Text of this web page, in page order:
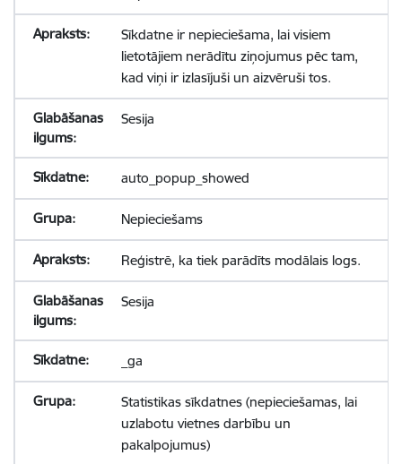
Sīkdatne ir nepieciešama, lai visiem
lietotājiem nerādītu ziņojumus pēc tam,
kad viņi ir izlasījuši un aizvēruši tos.
Sesija
auto_popup_showed
Nepieciešams
Reģistrē, ka tiek parādīts modālais logs.
Sesija
_ga
Statistikas sīkdatnes (nepieciešamas, lai
uzlabotu vietnes darbību un
pakalpojumus)